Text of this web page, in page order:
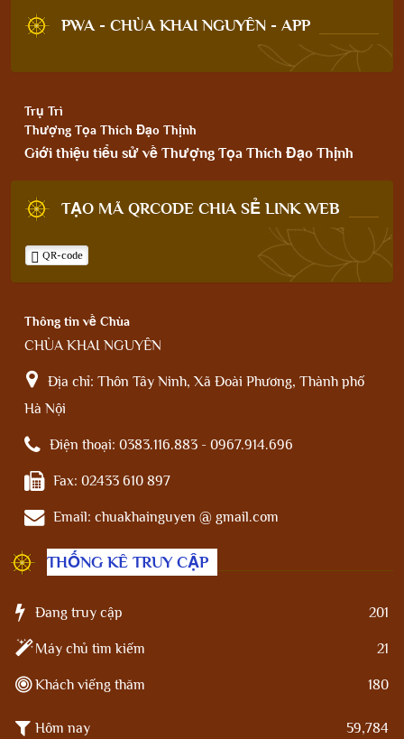
PWA - CHÙA KHAI NGUYÊN - APP
Trụ Trì
Thượng Tọa Thích Đạo Thịnh
Giới thiệu tiểu sử về Thượng Tọa Thích Đạo Thịnh
TẠO MÃ QRCODE CHIA SẺ LINK WEB
QR-code
Thông tin về Chùa
CHÙA KHAI NGUYÊN
Địa chỉ: Thôn Tây Ninh, Xã Đoài Phương, Thành phố
Hà Nội
Điện thoại: 0383.116.883 - 0967.914.696
Fax: 02433 610 897
Email: chuakhainguyen @ gmail.com
THỐNG KÊ TRUY CẬP
Đang truy cập 201
Máy chủ tìm kiếm 21
Khách viếng thăm 180
Hôm nay 59,784